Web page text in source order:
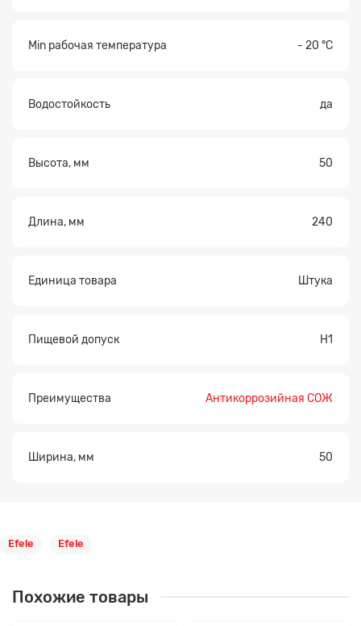
Min рабочая температура - 20 °С
Водостойкость да
Высота, мм 50
Длина, мм 240
Единица товара Штука
Пищевой допуск H1
Преимущества Антикоррозийная СОЖ
Ширина, мм 50
Efele Efele
Похожие товары